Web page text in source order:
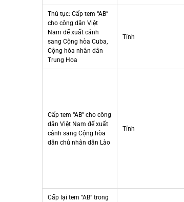
Thủ tục: Cấp tem “AB”
cho công dân Việt
Nam để xuất cảnh
sang Cộng hòa Cuba,
Cộng hòa nhân dân
Trung Hoa
Tỉnh
Cấp tem “AB” cho công
dân Việt Nam để xuất
cảnh sang Cộng hòa
dân chủ nhân dân Lào
Tỉnh
Cấp lại tem “AB” trong